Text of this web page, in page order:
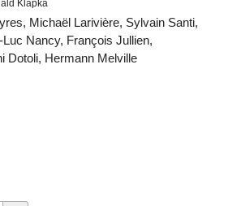
Klapka
Michaël Larivière, Sylvain Santi,
Nancy, François Jullien,
Dotoli, Hermann Melville